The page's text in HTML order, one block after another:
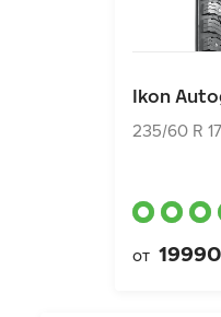
Ikon
235/60 R
от
от